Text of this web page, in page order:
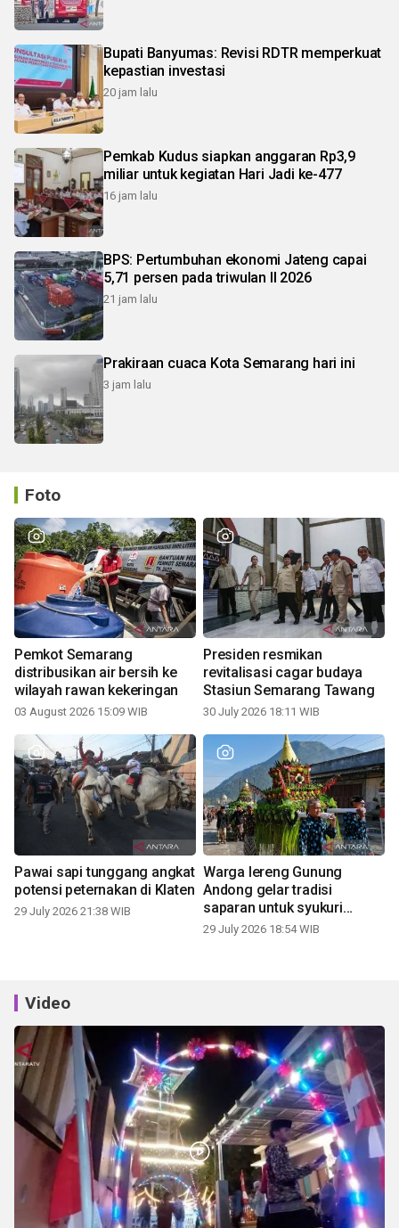
Bupati Banyumas: Revisi RDTR memperkuat
kepastian investasi
20 jam lalu
Pemkab Kudus siapkan anggaran Rp3,9
miliar untuk kegiatan Hari Jadi ke-477
16 jam lalu
BPS: Pertumbuhan ekonomi Jateng capai
5,71 persen pada triwulan II 2026
21 jam lalu
Prakiraan cuaca Kota Semarang hari ini
3 jam lalu
Foto
Pemkot Semarang
distribusikan air bersih ke
wilayah rawan kekeringan
03 August 2026 15:09 WIB
Presiden resmikan
revitalisasi cagar budaya
Stasiun Semarang Tawang
30 July 2026 18:11 WIB
Pawai sapi tunggang angkat
potensi peternakan di Klaten
29 July 2026 21:38 WIB
Warga lereng Gunung
Andong gelar tradisi
saparan untuk syukuri
panen
29 July 2026 18:54 WIB
Video